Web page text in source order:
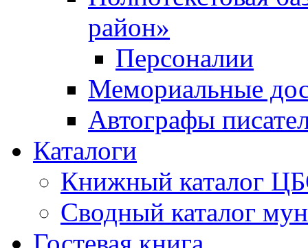
район»
Персоналии
Мемориальные
Автографы
Каталоги
Книжный каталог
Сводный каталог